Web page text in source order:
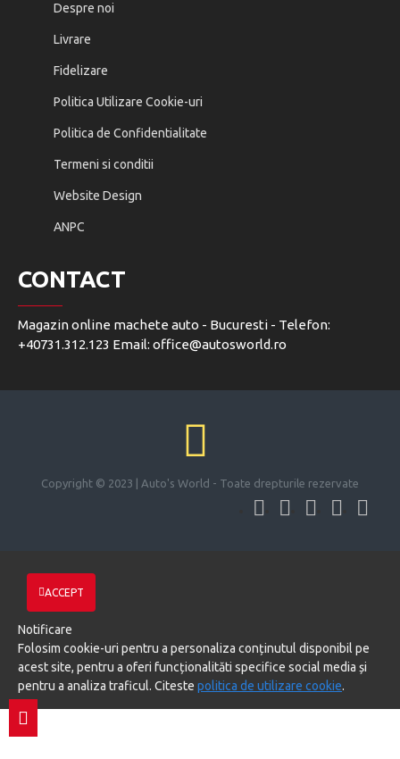
Despre noi
Livrare
Fidelizare
Politica Utilizare Cookie-uri
Politica de Confidentialitate
Termeni si conditii
Website Design
ANPC
CONTACT
Magazin online machete auto - Bucuresti - Telefon:
+40731.312.123 Email: office@autosworld.ro
Copyright © 2023 | Auto's World - Toate drepturile rezervate
ACCEPT
Notificare
Folosim cookie-uri pentru a personaliza conținutul disponibil pe
acest site, pentru a oferi funcționalităti specifice social media și
pentru a analiza traficul. Citeste politica de utilizare cookie.